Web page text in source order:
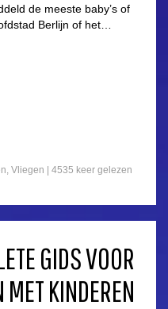
de meeste baby’s of
Berlijn of het…
, Vliegen | 4535 keer gelezen
GIDS VOOR
MET KINDEREN